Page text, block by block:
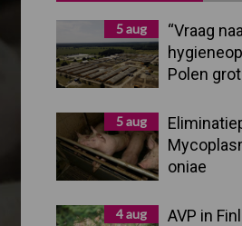
Sidebar5 aug
“Vraag
Polen
5 aug
oniae
4 aug
AVP in